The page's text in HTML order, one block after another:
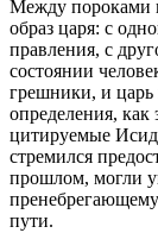
Между пороками
образ царя: с
правления, с
состоянии
грешники, и царь
определения,
цитируемые
стремился
прошлом, могли
пути.